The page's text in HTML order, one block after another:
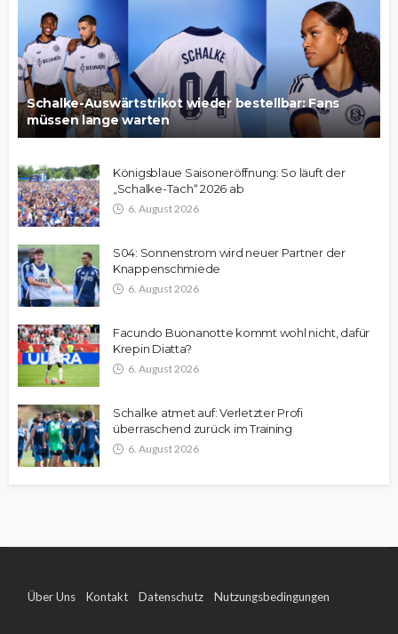
Schalke-Auswärtstrikot wieder bestellbar: Fans
müssen lange warten
Königsblaue Saisoneröffnung: So läuft der
„Schalke-Tach“ 2026 ab
6. August 2026
S04: Sonnenstrom wird neuer Partner der
Knappenschmiede
6. August 2026
Facundo Buonanotte kommt wohl nicht, dafür
Krepin Diatta?
6. August 2026
Schalke atmet auf: Verletzter Profi
überraschend zurück im Training
6. August 2026
Über Uns Kontakt Datenschutz Nutzungsbedingungen